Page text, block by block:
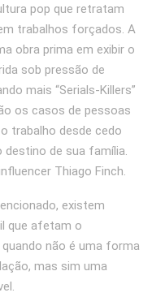
pop que retratam
trabalhos forçados. A
obra prima em exibir o
sob pressão de
mais “Serials-Killers”
os casos de pessoas
trabalho desde cedo
de sua família.
Thiago Finch.
existem
que afetam o
não é uma forma
mas sim uma